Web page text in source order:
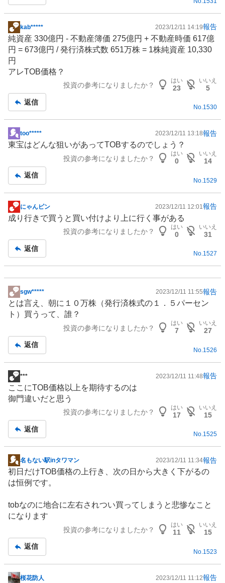
掲
示
板
記
事
kab***** 2023/12/11 14:19報告
純資産 330億円 - 不動産簿価 275億円 + 不動産時価 617億
円 = 673億円 / 発行済株式数 651万株 = 1株純資産 10,330
円
アレTOB価格？
投資の参考になりましたか？
はい
23
いいえ
5
返信
No.1530
掲
示
事
too***** 2023/12/11 13:18報告
東宝はどんな狙いがあってTOBするのでしょう？
投資の参考になりましたか？
はい
0
いいえ
14
返信
No.1529
掲
示
事
にゃんピン 2023/12/11 12:01報告
成り行きで買うと買い付けより上に行く事がある
投資の参考になりましたか？
はい
0
いいえ
31
返信
No.1527
掲
示
板
sgw***** 2023/12/11 11:55報告
とは言え、朝に１０万株（発行済株式の１．５パーセン
ト）買うって、誰？
投資の参考になりましたか？
はい
7
いいえ
27
返信
No.1526
掲
示
板
*** 2023/12/11 11:48報告
ここにTOB価格以上を期待するのは
御門違いだと思う
投資の参考になりましたか？
はい
17
いいえ
15
返信
No.1525
掲
示
板
事
名もない駅inタワマン 2023/12/11 11:34報告
初日だけTOB価格の上行き、次の日から大きく下がるの
は恒例です。
tobなのに地合に左右されつい買ってしまうと悲惨なこと
になります
投資の参考になりましたか？
はい
11
いいえ
15
返信
No.1523
桜花防人 2023/12/11 11:12報告